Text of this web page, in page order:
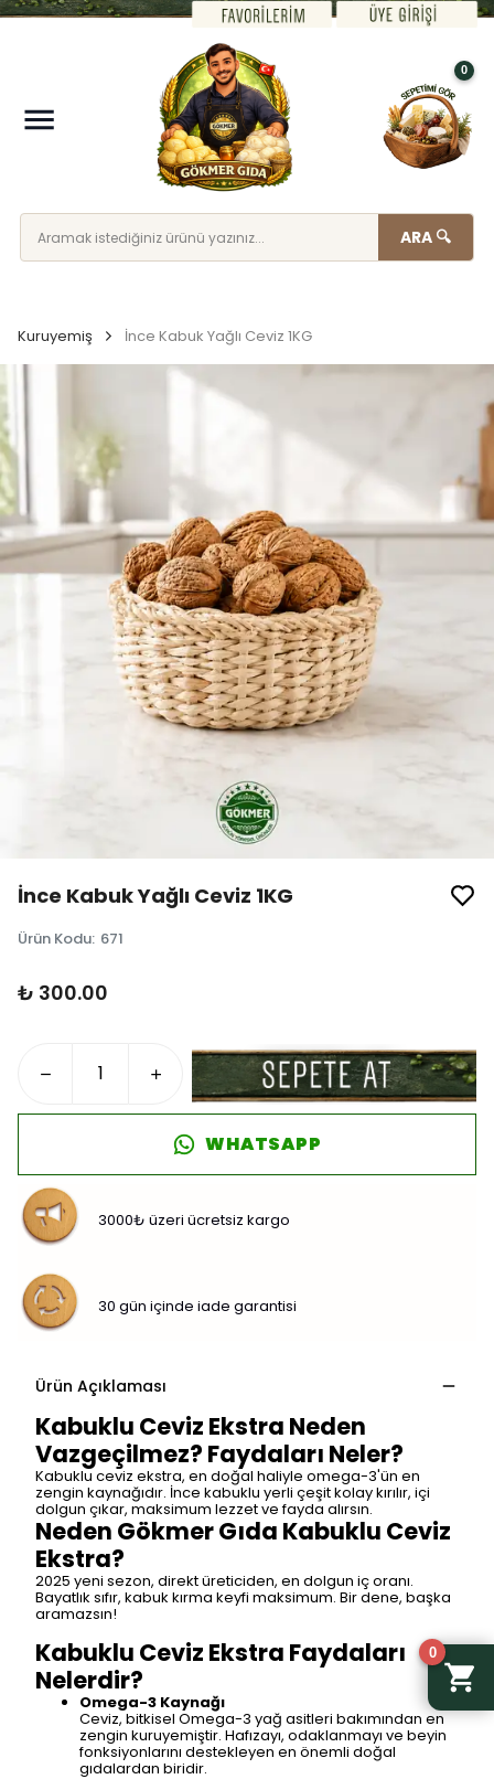
ARA 🔍
0
0
Kuruyemiş İnce Kabuk Yağlı Ceviz 1KG
İnce Kabuk Yağlı Ceviz 1KG
Ürün Kodu: 671
₺ 300.00
WHATSAPP
3000₺ üzeri ücretsiz kargo
30 gün içinde iade garantisi
Ürün Açıklaması
Kabuklu Ceviz Ekstra Neden
Vazgeçilmez? Faydaları Neler?
Kabuklu ceviz ekstra, en doğal haliyle omega-3'ün en
zengin kaynağıdır. İnce kabuklu yerli çeşit kolay kırılır, içi
dolgun çıkar, maksimum lezzet ve fayda alırsın.
Neden Gökmer Gıda Kabuklu Ceviz
Ekstra?
2025 yeni sezon, direkt üreticiden, en dolgun iç oranı.
Bayatlık sıfır, kabuk kırma keyfi maksimum. Bir dene, başka
aramazsın!
Kabuklu Ceviz Ekstra Faydaları
Nelerdir?
Omega-3 Kaynağı
Ceviz, bitkisel Omega-3 yağ asitleri bakımından en
zengin kuruyemiştir. Hafızayı, odaklanmayı ve beyin
fonksiyonlarını destekleyen en önemli doğal
gıdalardan biridir.